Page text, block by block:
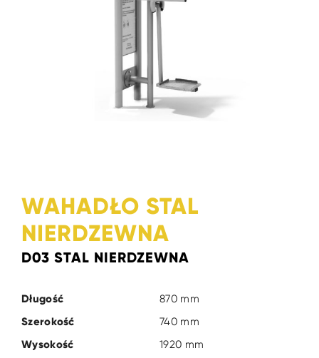
WAHADŁO STAL
NIERDZEWNA
D03 STAL NIERDZEWNA
Długość
870 mm
Szerokość
740 mm
Wysokość
1920 mm